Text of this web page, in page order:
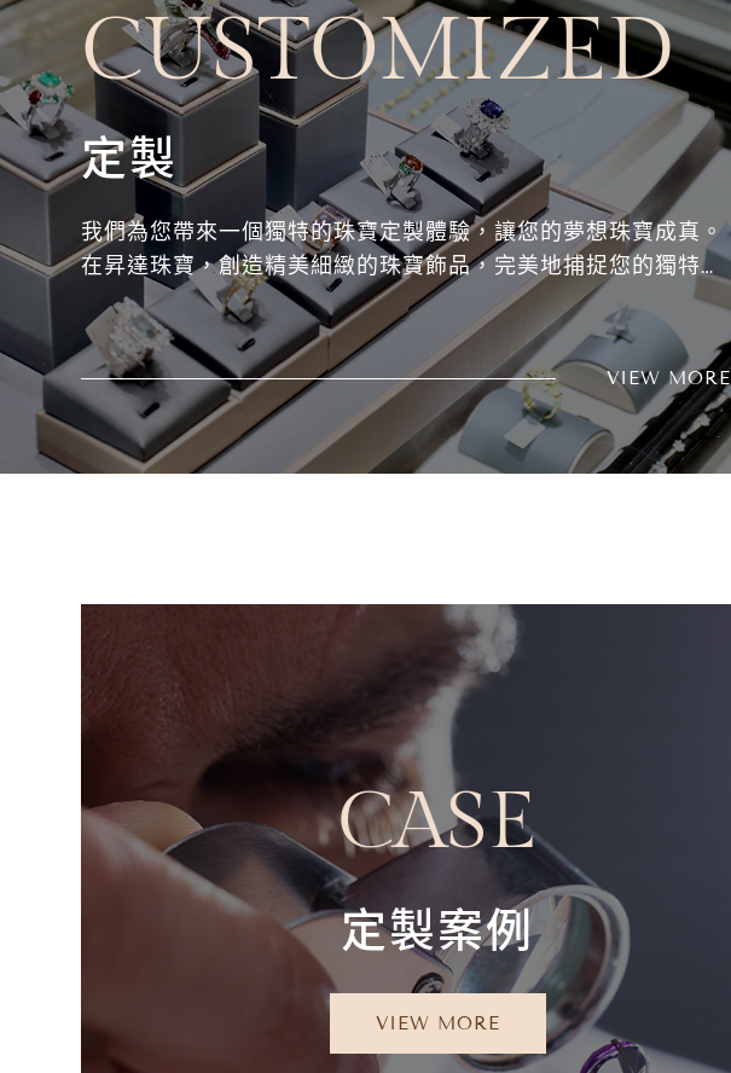
CUSTOMIZED
定製
我們為您帶來一個獨特的珠寶定製體驗，讓您的夢想珠寶成真。
在昇達珠寶，創造精美細緻的珠寶飾品，完美地捕捉您的獨特需
求與個性品味。
VIEW MORE
CASE
定製案例
VIEW MORE